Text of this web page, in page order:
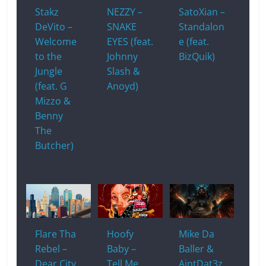
Stakz
DeVito –
Welcome
to the
Jungle
(feat. G
Mizzo &
Benny
The
Butcher)
NEZZY –
SNAKE
EYES (feat.
Johnny
Slash &
Anoyd)
SatoXian –
Standalon
e (feat.
BizQuik)
Flare Tha
Rebel –
Hoofy
Baby –
Mike Da
Baller &